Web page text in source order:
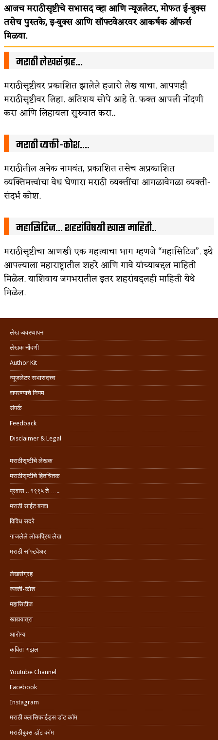
आजच मराठीसृष्टीचे सभासद व्हा आणि न्यूजलेटर, मोफत ई-बुक्स
तसेच पुस्तके, इ-बुक्स आणि सॉफ्टवेअरवर आकर्षक ऑफर्स
मिळवा.
मराठी लेखसंग्रह…
मराठीसृष्टीवर प्रकाशित झालेले हजारो लेख वाचा. आपणही
मराठीसृष्टीवर लिहा. अतिशय सोपे आहे ते. फक्त आपली नोंदणी
करा आणि लिहायला सुरुवात करा..
मराठी व्यक्ती-कोश….
मराठीतील अनेक नामवंत, प्रकाशित तसेच अप्रकाशित
व्यक्तिमत्त्वांचा वेध घेणारा मराठी व्यक्तींचा आगळावेगळा व्यक्ती-
संदर्भ कोश.
महासिटिज… शहरांविषयी खास माहिती..
मराठीसृष्टीचा आणखी एक महत्त्वाचा भाग म्हणजे “महासिटिज”. इथे
आपल्याला महाराष्ट्रातील शहरे आणि गावे यांच्याबद्दल माहिती
मिळेल. याशिवाय जगभरातील इतर शहरांबद्दलही माहिती येथे
मिळेल.
लेख व्यवस्थापन
लेखक नोंदणी
Author Kit
न्यूजलेटर सभासदत्त्व
वापरण्याचे नियम
संपर्क
Feedback
Disclaimer & Legal
मराठीसृष्टीचे लेखक
मराठीसृष्टीचे हितचिंतक
प्रवास .. १९९५ ते …..
मराठी साईट बनवा
विविध सदरे
गाजलेले लोकप्रिय लेख
मराठी सॉफ्टवेअर
लेखसंग्रह
व्यक्ती-कोश
महासिटीज
खाद्ययात्रा
आरोग्य
कविता-गझल
Youtube Channel
Facebook
Instagram
मराठी क्लासिफाईड्स डॉट कॉम
मराठीबुक्स डॉट कॉम